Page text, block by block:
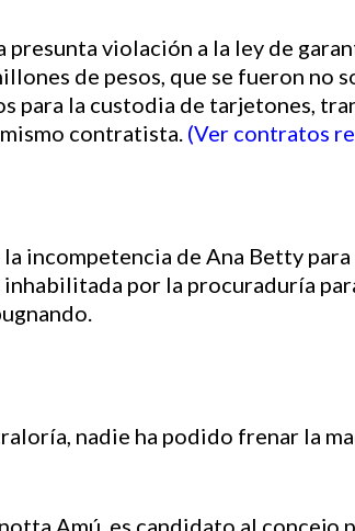
violación a la ley de
de pesos, que se fueron no
para la custodia de tarjetones,
contratista. (Ver contratos
incompetencia de Ana Betty
por la procuraduría
nadie ha podido frenar la
Amú, es candidato al concejo